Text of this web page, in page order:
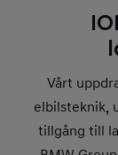
Vårt
elbilsteknik,
tillgång till